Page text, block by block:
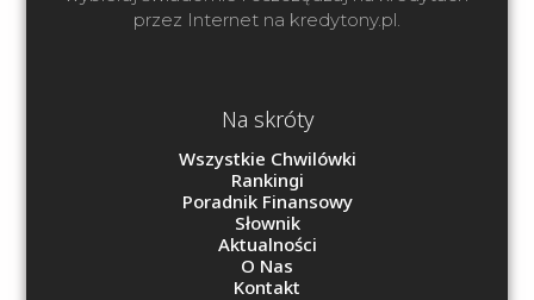
przez Internet na kredytony.pl.
Na skróty
Wszystkie Chwilówki
Rankingi
Poradnik Finansowy
Słownik
Aktualności
O Nas
Kontakt